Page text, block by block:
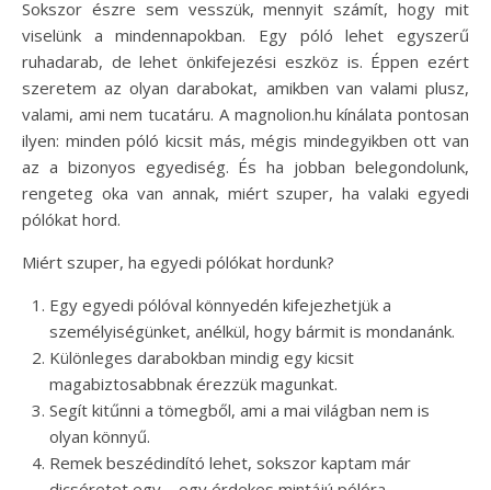
Sokszor észre sem vesszük, mennyit számít, hogy mit
viselünk a mindennapokban. Egy póló lehet egyszerű
ruhadarab, de lehet önkifejezési eszköz is. Éppen ezért
szeretem az olyan darabokat, amikben van valami plusz,
valami, ami nem tucatáru. A magnolion.hu kínálata pontosan
ilyen: minden póló kicsit más, mégis mindegyikben ott van
az a bizonyos egyediség. És ha jobban belegondolunk,
rengeteg oka van annak, miért szuper, ha valaki egyedi
pólókat hord.
Miért szuper, ha egyedi pólókat hordunk?
Egy egyedi pólóval könnyedén kifejezhetjük a
személyiségünket, anélkül, hogy bármit is mondanánk.
Különleges darabokban mindig egy kicsit
magabiztosabbnak érezzük magunkat.
Segít kitűnni a tömegből, ami a mai világban nem is
olyan könnyű.
Remek beszédindító lehet, sokszor kaptam már